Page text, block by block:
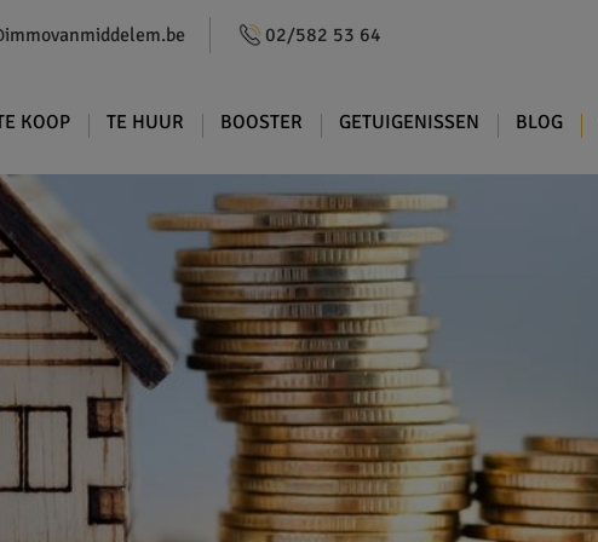
02/582 53 64
KOOP TE HUUR BOOSTER GETUIGENISSEN BLOG